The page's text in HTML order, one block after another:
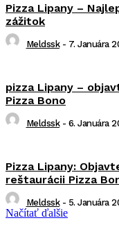
Pizza Lipany –
zážitok
Meldssk - 7. Januára
pizza Lipany –
Pizza Bono
Meldssk - 6. Januára
Pizza Lipany:
reštaurácii Pizza
Meldssk - 5. Januára
Načítať ďalšie